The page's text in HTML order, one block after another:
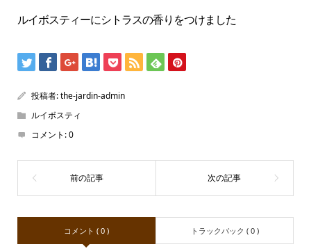
ルイボスティーにシトラスの香りをつけました
投稿者:the-jardin-admin
ルイボスティ
コメント:0
コメント ( 0 ) トラックバック ( 0 )